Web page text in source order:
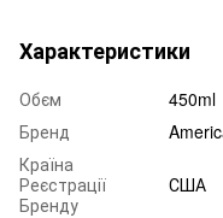
Характеристики
Обєм
450ml
Бренд
Країна
Реєстрації
Бренду
США